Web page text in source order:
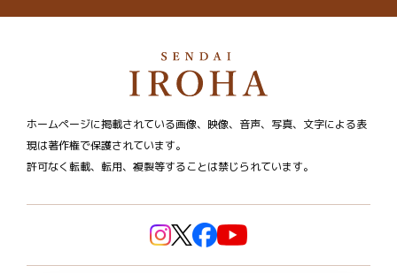
ホームページに掲載されている画像、映像、音声、写真、文字による表
現は著作権で保護されています。
許可なく転載、転用、複製等することは禁じられています。